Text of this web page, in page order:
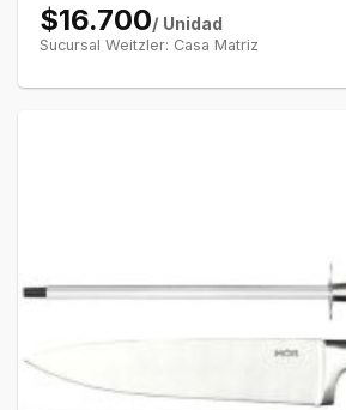
$16.700/ Unidad
Sucursal Weitzler: Casa Matriz